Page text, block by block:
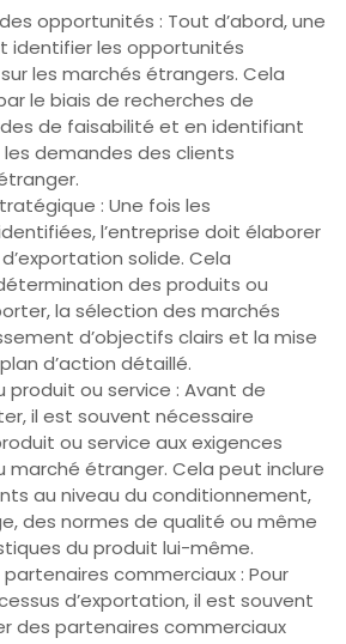
opportunités : Tout d’abord, une
identifier les opportunités
les marchés étrangers. Cela
le biais de recherches de
de faisabilité et en identifiant
demandes des clients
: Une fois les
l’entreprise doit élaborer
solide. Cela
des produits ou
la sélection des marchés
d’objectifs clairs et la mise
d’action détaillé.
ou service : Avant de
il est souvent nécessaire
ou service aux exigences
marché étranger. Cela peut inclure
au niveau du conditionnement,
des normes de qualité ou même
du produit lui-même.
commerciaux : Pour
d’exportation, il est souvent
des partenaires commerciaux